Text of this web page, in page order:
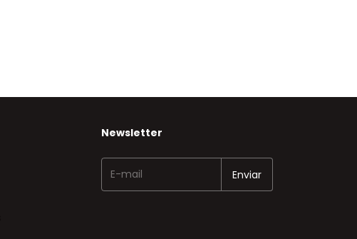
Newsletter